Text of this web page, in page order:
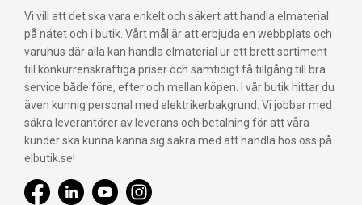
Vi vill att det ska vara enkelt och säkert att handla elmaterial
på nätet och i butik. Vårt mål är att erbjuda en webbplats och
varuhus där alla kan handla elmaterial ur ett brett sortiment
till konkurrenskraftiga priser och samtidigt få tillgång till bra
service både före, efter och mellan köpen. I vår butik hittar du
även kunnig personal med elektrikerbakgrund. Vi jobbar med
säkra leverantörer av leverans och betalning för att våra
kunder ska kunna känna sig säkra med att handla hos oss på
elbutik.se!